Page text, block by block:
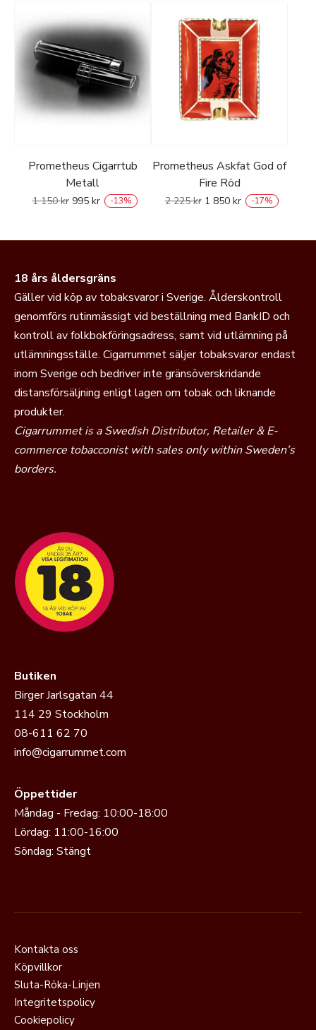
Prometheus Cigarrtub
Metall
1 150kr 995 kr -13%
Prometheus Askfat God of
Fire Röd
2 225kr 1 850 kr -17%
18 års åldersgräns
Gäller vid köp av tobaksvaror i Sverige. Ålderskontroll
genomförs rutinmässigt vid beställning med BankID och
kontroll av folkbokföringsadress, samt vid utlämning på
utlämningsställe. Cigarrummet säljer tobaksvaror endast
inom Sverige och bedriver inte gränsöverskridande
distansförsäljning enligt lagen om tobak och liknande
produkter.
Cigarrummet is a Swedish Distributor, Retailer & E-
commerce tobacconist with sales only within Sweden’s
borders.
Butiken
Birger Jarlsgatan 44
114 29 Stockholm
08-611 62 70
info@cigarrummet.com
Öppettider
Måndag - Fredag: 10:00-18:00
Lördag: 11:00-16:00
Söndag: Stängt
Kontakta oss
Köpvillkor
Sluta-Röka-Linjen
Integritetspolicy
Cookiepolicy